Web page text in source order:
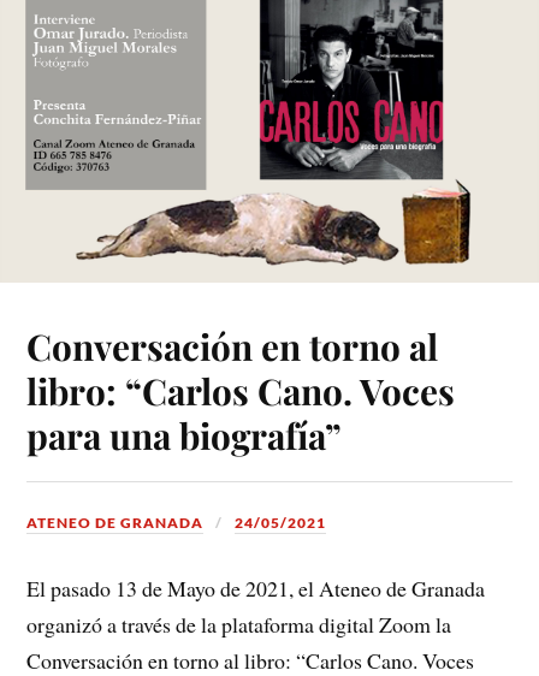
Conversación en torno al
libro: “Carlos Cano. Voces
para una biografía”
ATENEO DE GRANADA 24/05/2021
El pasado 13 de Mayo de 2021, el Ateneo de Granada
organizó a través de la plataforma digital Zoom la
Conversación en torno al libro: “Carlos Cano. Voces